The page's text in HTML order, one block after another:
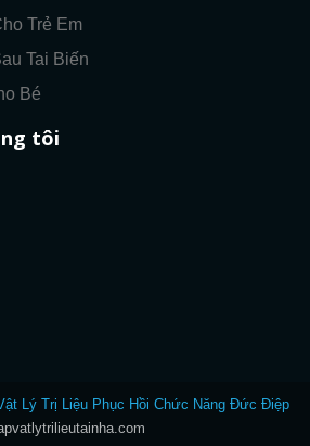
Trẻ Em
Tai Biến
Bé
tôi
Lý Trị Liệu Phục Hồi Chức Năng Đức Điệp